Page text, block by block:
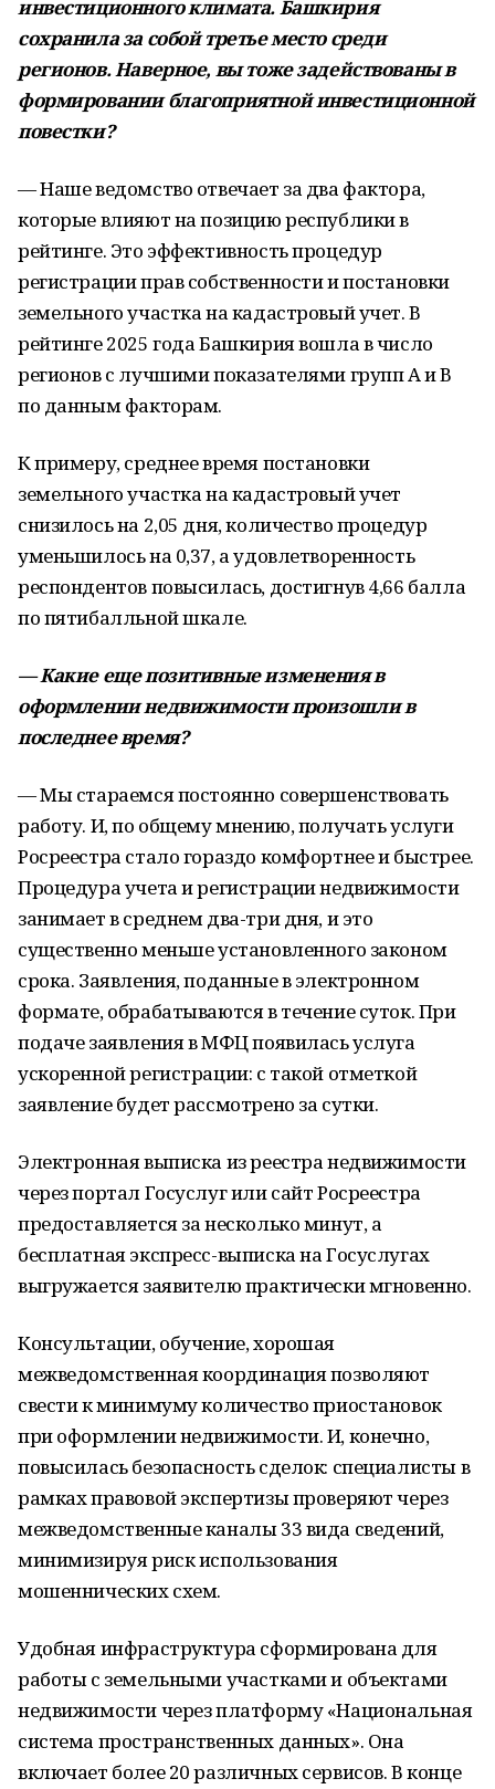
инвестиционного климата. Башкирия
сохранила за собой третье место среди
регионов. Наверное, вы тоже задействованы в
формировании благоприятной инвестиционной
повестки?
— Наше ведомство отвечает за два фактора,
которые влияют на позицию республики в
рейтинге. Это эффективность процедур
регистрации прав собственности и постановки
земельного участка на кадастровый учет. В
рейтинге 2025 года Башкирия вошла в число
регионов с лучшими показателями групп А и В
по данным факторам.
К примеру, среднее время постановки
земельного участка на кадастровый учет
снизилось на 2,05 дня, количество процедур
уменьшилось на 0,37, а удовлетворенность
респондентов повысилась, достигнув 4,66 балла
по пятибалльной шкале.
— Какие еще позитивные изменения в
оформлении недвижимости произошли в
последнее время?
— Мы стараемся постоянно совершенствовать
работу. И, по общему мнению, получать услуги
Росреестра стало гораздо комфортнее и быстрее.
Процедура учета и регистрации недвижимости
занимает в среднем два-три дня, и это
существенно меньше установленного законом
срока. Заявления, поданные в электронном
формате, обрабатываются в течение суток. При
подаче заявления в МФЦ появилась услуга
ускоренной регистрации: с такой отметкой
заявление будет рассмотрено за сутки.
Электронная выписка из ре­естра недвижимости
через портал Госуслуг или сайт Росреестра
предоставляется за несколько минут, а
бесплатная экспресс-выписка на Госуслугах
выгружается заявителю практически мгновенно.
Консультации, обучение, хорошая
межведомственная координация позволяют
свести к минимуму количество приостановок
при оформлении недвижимости. И, конечно,
повысилась безопасность сделок: специалисты в
рамках правовой экспертизы проверяют через
межведомственные каналы 33 вида сведений,
минимизируя риск использования
мошеннических схем.
Удобная инфраструктура сформирована для
работы с земельными участками и объектами
недвижимости через платформу «Национальная
система пространственных данных». Она
включает более 20 различных сервисов. В конце